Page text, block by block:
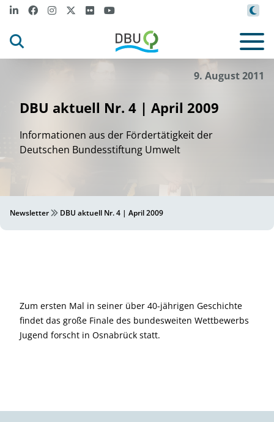
9. August 2011
DBU aktuell Nr. 4 | April 2009
Informationen aus der Fördertätigkeit der
Deutschen Bundesstiftung Umwelt
Newsletter DBU aktuell Nr. 4 | April 2009
Zum ersten Mal in seiner über 40-jährigen Geschichte
findet das große Finale des bundesweiten Wettbewerbs
Jugend forscht in Osnabrück statt.